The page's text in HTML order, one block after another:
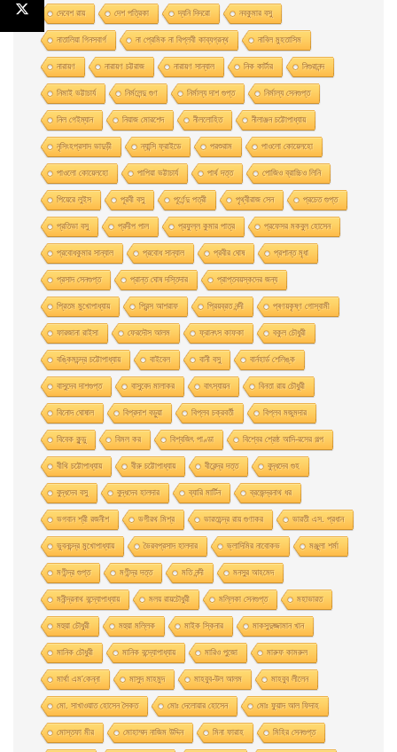
দেবেশ রায় দেশ পত্রিকা দ্যনি দিদরো নবকুমার বসু
নাতালিয়া গিনসবার্গ না প্রেমিক না বিপ্লবী কাব্যগ্রন্থ নাবিল মুহতাসিম
নারায়ণ নারায়ণ চট্টরাজ নারায়ণ সান্যাল নিক কার্টার নিগুরানন্দ
নিমাই ভট্টাচার্য নির্মলেন্দু গুণ নির্মাল্য দাশ গুপ্ত নির্মাল্য সেনগুপ্ত
নিল গেইম্যান নিয়াজ মোরশেদ নীললােহিত নীলাঞ্জন চট্টোপাধ্যায়
নৃসিংহপ্রসাদ ভাদুড়ী ন্যান্সি ফ্রাইডে পরশুরাম পাওলাে কোয়েলহাে
পাওলাে কোয়েলহো পাপিয়া ভট্টাচার্য পার্থ দত্ত পােজিও ব্রাচ্চিও লিনি
পিয়েরে লুইস পূরবী বসু পূর্ণেন্দু পত্রী পৃথ্বীরাজ সেন প্রচেত গুপ্ত
প্রতিভা বসু প্রদীপ পাল প্রফুল্ল কুমার পাত্র প্রফেসর মকবুল হােসেন
প্রবােধকুমার সান্যাল প্রবােধ সান্যাল প্রবীর ঘােষ প্রশান্ত মৃধা
প্রসাদ সেনগুপ্ত প্রান্ত ঘোষ দস্তিদার প্রাপ্তবয়স্কদের জন্য
প্রিতম মুখোপাধ্যায় প্রিন্স আশরাফ প্রিয়ব্রত নন্দী প্ৰণয়কৃষ্ণ গোস্বামী
ফারজানা রাইসা ফেরদৌস আলম ফ্রানৎস কাফকা বকুল চৌধুরী
বঙ্কিমচন্দ্র চট্টোপাধ্যায় বাইবেল বানী বসু বার্নহার্ড শেলিঙ্ক
বাসুদেব দাশগুপ্ত বাসুবেদ মালাকর বাৎস্যায়ন বিনতা রায় চৌধুরী
বিনোদ ঘোষাল বিপ্রদাশ বড়ুয়া বিপ্লব চক্রবর্তী বিপ্লব মজুমদার
বিবেক কুন্ডু বিমল কর বিশ্বজিৎ পাণ্ডা বিশ্বের শ্রেষ্ঠ আদি-রসের গল্প
বীথি চট্টোপাধ্যায় বীরু চট্টোপাধ্যায় বীরেন্দ্র দত্ত বুদ্ধদেব গুহ
বুদ্ধদেব বসু বুদ্ধদেব হালদার ব্যারি মার্টিন ব্রজেন্দ্রনাথ ধর
ভগবান শ্রী রজনীশ ভগীরথ মিশ্র ভারতচন্দ্র রায় গুণাকর ভারতী এস. প্রধান
ভুবনচন্দ্র মুখোপাধ্যায় ভৈরবপ্রসাদ হালদার ভ্লাদিমির নাবোকভ মঞ্জুলা শর্মা
মণীন্দ্র গুপ্ত মণীন্দ্র দত্ত মতি নন্দী মনসুর আহমেদ
মনীন্দ্রনাথ বন্দ্যোপাধ্যায় মলয় রায়চৌধুরী মল্লিকা সেনগুপ্ত মহাভারত
মহুয়া চৌধুরী মহুয়া মল্লিক মাইক স্কিনার মাকসুদুজ্জামান খান
মানিক চৌধুরী মানিক বন্দ্যোপাধ্যায় মারিও পুজো মারুফ কামরুল
মার্থা এম'কেন্না মাসুদ মাহমুদ মাহবুব-উল আলম মাহবুব লীলেন
মাে. সাখাওয়াত হােসেন সৈকত মােঃ দেলােয়ার হােসেন মােঃ ফুয়াদ আল ফিদাহ
মােস্তফা মীর মােহাম্মদ নাজিম উদ্দিন মিনা ফারাহ মিহির সেনগুপ্ত